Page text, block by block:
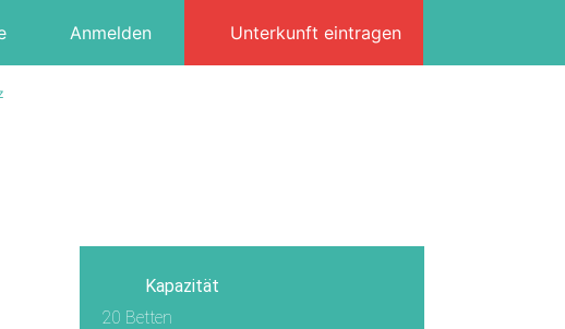
Anmelden Unterkunft eintragen
Kapazität
20 Betten